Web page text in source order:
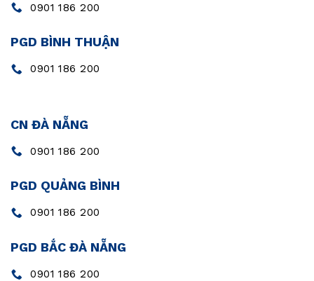
0901 186 200
PGD BÌNH THUẬN
0901 186 200
CN ĐÀ NẴNG
0901 186 200
PGD QUẢNG BÌNH
0901 186 200
PGD BẮC ĐÀ NẴNG
0901 186 200